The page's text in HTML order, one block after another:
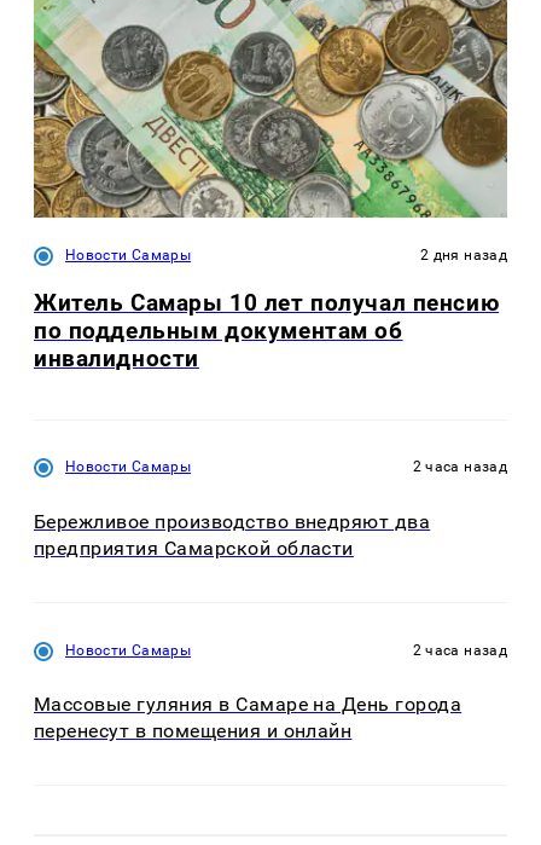
Новости Самары 2 дня назад
Житель Самары 10 лет получал пенсию
по поддельным документам об
инвалидности
Новости Самары 2 часа назад
Бережливое производство внедряют два
предприятия Самарской области
Новости Самары 2 часа назад
Массовые гуляния в Самаре на День города
перенесут в помещения и онлайн